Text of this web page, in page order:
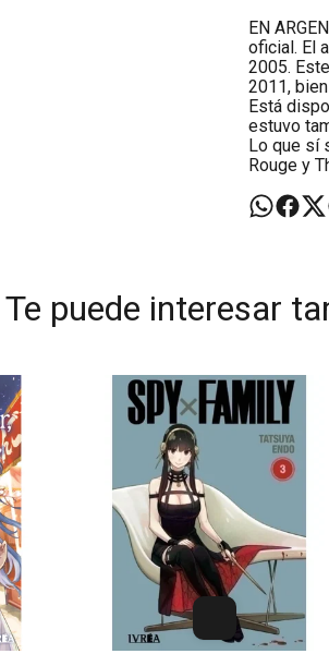
EN
oficial. El
2005.
2011,
Está
estuvo
Lo que sí
Rouge y
Te puede interesar